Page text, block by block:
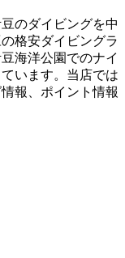
のダイビングを中
格安ダイビングラ
海洋公園でのナイ
います。当店では
報、ポイント情報